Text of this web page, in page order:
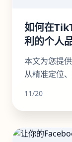
如何在
利的个人
本文为您提
从精准定位
常见陷阱，
11/20